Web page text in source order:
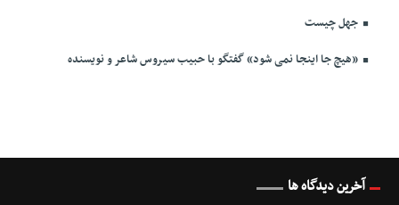
جهل چیست
«هیچ جا اینجا نمی شود» گفتگو با حبیب سیروس شاعر و نویسنده
آخرین دیدگاه ها